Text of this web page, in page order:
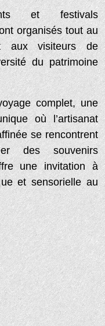
et festivals
organisés tout au
aux visiteurs de
du patrimoine
complet, une
où l’artisanat
se rencontrent
des souvenirs
une invitation à
et sensorielle au